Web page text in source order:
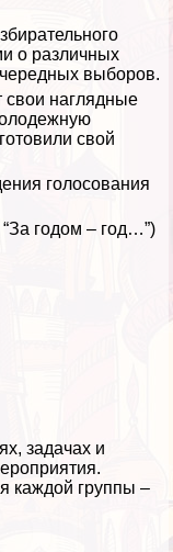
о различных
выборов.
свои наглядные
свой
голосования
годом – год…”)
задачах и
каждой группы –